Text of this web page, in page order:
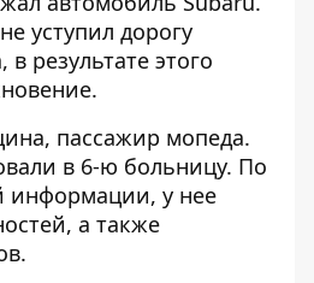
уступил дорогу
результате этого
пассажир мопеда.
в 6-ю больницу. По
информации, у нее
а также